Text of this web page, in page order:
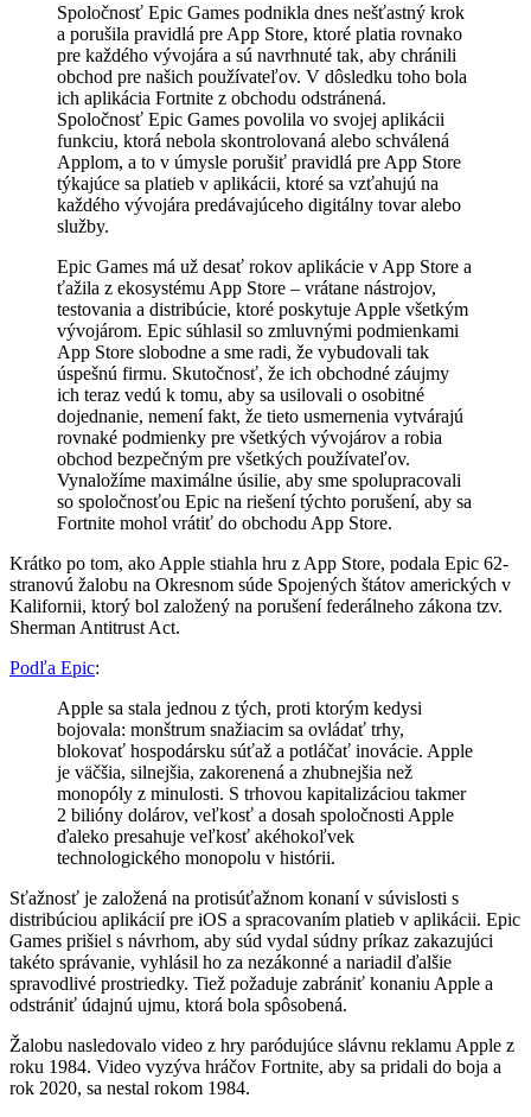
Spoločnosť Epic Games podnikla dnes nešťastný krok
a porušila pravidlá pre App Store, ktoré platia rovnako
pre každého vývojára a sú navrhnuté tak, aby chránili
obchod pre našich používateľov. V dôsledku toho bola
ich aplikácia Fortnite z obchodu odstránená.
Spoločnosť Epic Games povolila vo svojej aplikácii
funkciu, ktorá nebola skontrolovaná alebo schválená
Applom, a to v úmysle porušiť pravidlá pre App Store
týkajúce sa platieb v aplikácii, ktoré sa vzťahujú na
každého vývojára predávajúceho digitálny tovar alebo
služby.
Epic Games má už desať rokov aplikácie v App Store a
ťažila z ekosystému App Store – vrátane nástrojov,
testovania a distribúcie, ktoré poskytuje Apple všetkým
vývojárom. Epic súhlasil so zmluvnými podmienkami
App Store slobodne a sme radi, že vybudovali tak
úspešnú firmu. Skutočnosť, že ich obchodné záujmy
ich teraz vedú k tomu, aby sa usilovali o osobitné
dojednanie, nemení fakt, že tieto usmernenia vytvárajú
rovnaké podmienky pre všetkých vývojárov a robia
obchod bezpečným pre všetkých používateľov.
Vynaložíme maximálne úsilie, aby sme spolupracovali
so spoločnosťou Epic na riešení týchto porušení, aby sa
Fortnite mohol vrátiť do obchodu App Store.
Krátko po tom, ako Apple stiahla hru z App Store, podala Epic 62-
stranovú žalobu na Okresnom súde Spojených štátov amerických v
Kalifornii, ktorý bol založený na porušení federálneho zákona tzv.
Sherman Antitrust Act.
Podľa Epic:
Apple sa stala jednou z tých, proti ktorým kedysi
bojovala: monštrum snažiacim sa ovládať trhy,
blokovať hospodársku súťaž a potláčať inovácie. Apple
je väčšia, silnejšia, zakorenená a zhubnejšia než
monopóly z minulosti. S trhovou kapitalizáciou takmer
2 bilióny dolárov, veľkosť a dosah spoločnosti Apple
ďaleko presahuje veľkosť akéhokoľvek
technologického monopolu v histórii.
Sťažnosť je založená na protisúťažnom konaní v súvislosti s
distribúciou aplikácií pre iOS a spracovaním platieb v aplikácii. Epic
Games prišiel s návrhom, aby súd vydal súdny príkaz zakazujúci
takéto správanie, vyhlásil ho za nezákonné a nariadil ďalšie
spravodlivé prostriedky. Tiež požaduje zabrániť konaniu Apple a
odstrániť údajnú ujmu, ktorá bola spôsobená.
Žalobu nasledovalo video z hry paródujúce slávnu reklamu Apple z
roku 1984. Video vyzýva hráčov Fortnite, aby sa pridali do boja a
rok 2020, sa nestal rokom 1984.